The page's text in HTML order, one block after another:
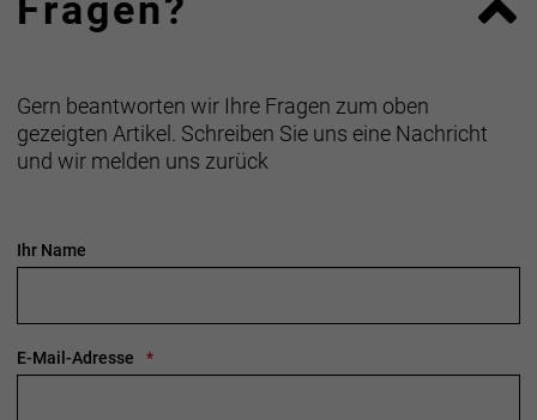
Gern beantworten wir Ihre Fragen zum oben
gezeigten Artikel. Schreiben Sie uns eine Nachricht
und wir melden uns zurück
Ihr Name
E-Mail-Adresse